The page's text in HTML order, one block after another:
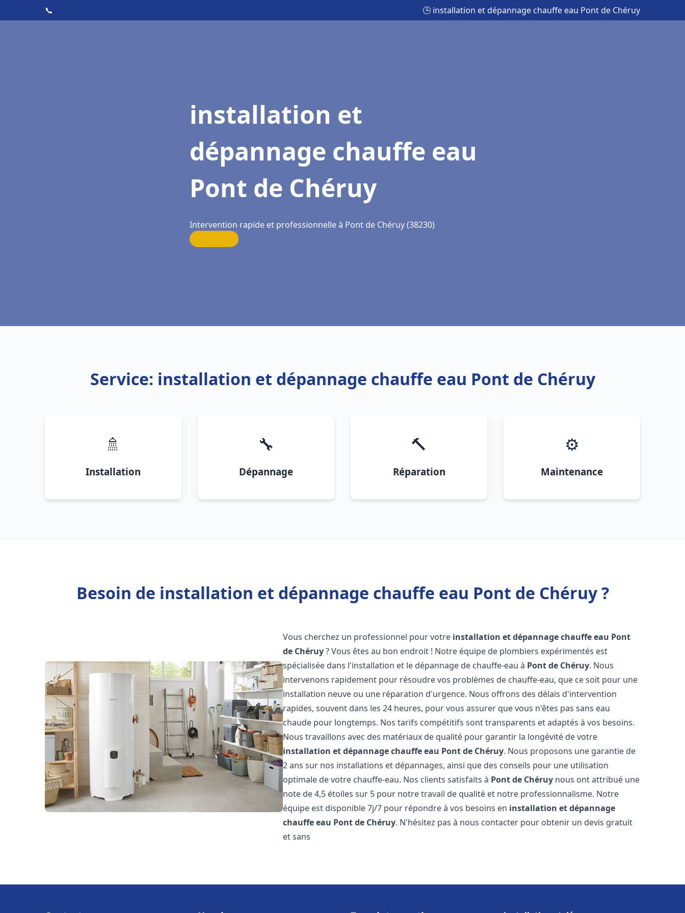
📞 🕒 installation et dépannage chauffe eau Pont de Chéruy
installation et
dépannage chauffe eau
Pont de Chéruy
Intervention rapide et professionnelle à Pont de Chéruy (38230)
Service: installation et dépannage chauffe eau Pont de Chéruy
🚿
Installation
🔧
Dépannage
🔨
Réparation
⚙️
Maintenance
Besoin de installation et dépannage chauffe eau Pont de Chéruy ?
Vous cherchez un professionnel pour votre installation et dépannage chauffe eau Pont
de Chéruy? Vous êtes au bon endroit ! Notre équipe de plombiers expérimentés est
spécialisée dans l'installation et le dépannage de chauffe-eau à Pont de Chéruy. Nous
intervenons rapidement pour résoudre vos problèmes de chauffe-eau, que ce soit pour une
installation neuve ou une réparation d'urgence. Nous offrons des délais d'intervention
rapides, souvent dans les 24 heures, pour vous assurer que vous n'êtes pas sans eau
chaude pour longtemps. Nos tarifs compétitifs sont transparents et adaptés à vos besoins.
Nous travaillons avec des matériaux de qualité pour garantir la longévité de votre
installation et dépannage chauffe eau Pont de Chéruy. Nous proposons une garantie de
2 ans sur nos installations et dépannages, ainsi que des conseils pour une utilisation
optimale de votre chauffe-eau. Nos clients satisfaits à Pont de Chéruy nous ont attribué une
note de 4,5 étoiles sur 5 pour notre travail de qualité et notre professionnalisme. Notre
équipe est disponible 7j/7 pour répondre à vos besoins en installation et dépannage
chauffe eau Pont de Chéruy. N'hésitez pas à nous contacter pour obtenir un devis gratuit
et sans